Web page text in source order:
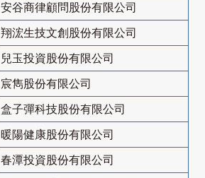
安谷商律顧問股份有限公司
翔浤生技文創股份有限公司
兒玉投資股份有限公司
宸雋股份有限公司
盒子彈科技股份有限公司
暖陽健康股份有限公司
春潭投資股份有限公司